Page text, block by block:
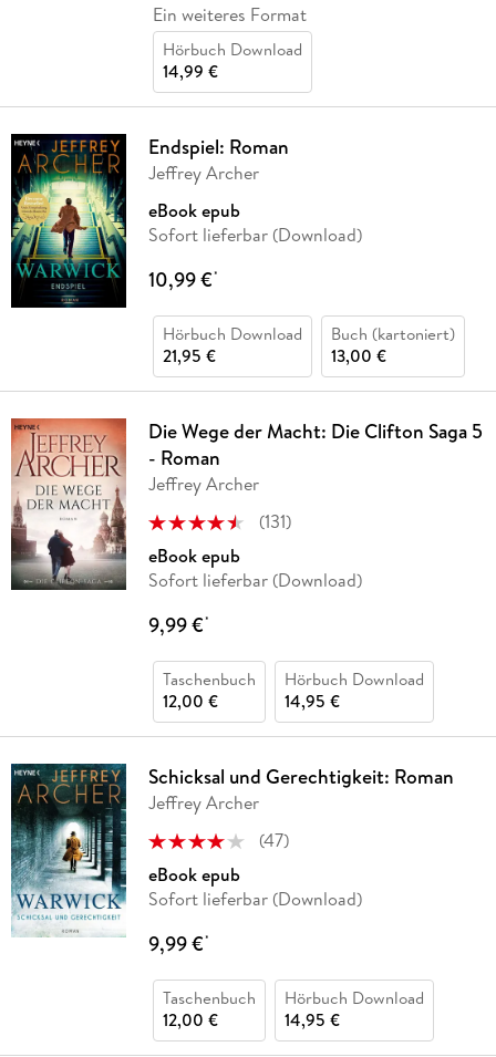
Ein weiteres Format
Hörbuch Download
14,99 €
Endspiel: Roman
Jeffrey Archer
eBook epub
Sofort lieferbar (Download)
10,99 €*
Hörbuch Download
21,95 €
Buch (kartoniert)
13,00 €
Die Wege der Macht: Die Clifton Saga 5
- Roman
Jeffrey Archer
(131)
eBook epub
Sofort lieferbar (Download)
9,99 €*
Taschenbuch
12,00 €
Hörbuch Download
14,95 €
Schicksal und Gerechtigkeit: Roman
Jeffrey Archer
(47)
eBook epub
Sofort lieferbar (Download)
9,99 €*
Taschenbuch
12,00 €
Hörbuch Download
14,95 €